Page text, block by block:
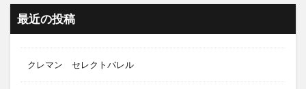
最近の投稿
クレマン セレクトバレル